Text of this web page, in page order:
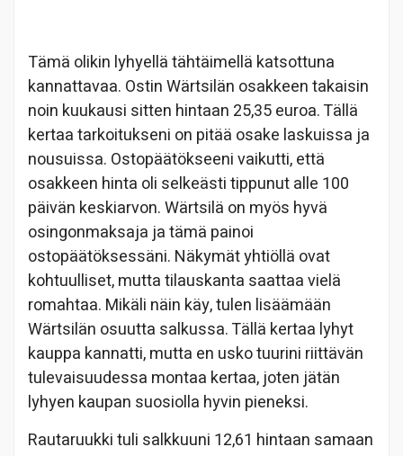
Tämä olikin lyhyellä tähtäimellä katsottuna
kannattavaa. Ostin Wärtsilän osakkeen takaisin
noin kuukausi sitten hintaan 25,35 euroa. Tällä
kertaa tarkoitukseni on pitää osake laskuissa ja
nousuissa. Ostopäätökseeni vaikutti, että
osakkeen hinta oli selkeästi tippunut alle 100
päivän keskiarvon. Wärtsilä on myös hyvä
osingonmaksaja ja tämä painoi
ostopäätöksessäni. Näkymät yhtiöllä ovat
kohtuulliset, mutta tilauskanta saattaa vielä
romahtaa. Mikäli näin käy, tulen lisäämään
Wärtsilän osuutta salkussa. Tällä kertaa lyhyt
kauppa kannatti, mutta en usko tuurini riittävän
tulevaisuudessa montaa kertaa, joten jätän
lyhyen kaupan suosiolla hyvin pieneksi.
Rautaruukki tuli salkkuuni 12,61 hintaan samaan